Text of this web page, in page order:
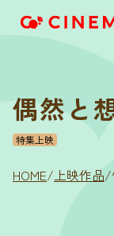
偶然と
特集上映
HOME/上映作品/